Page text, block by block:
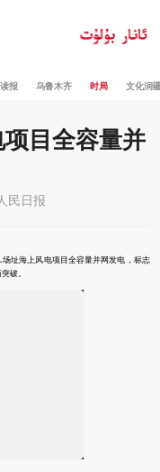
读报 乌鲁木齐 时局 文化润
目全容量并
民日报
海上风电项目全容量并网发电，标志
破。